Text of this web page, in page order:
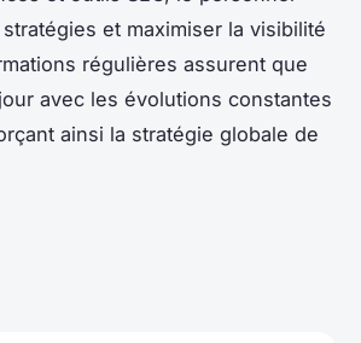
et maximiser la visibilité
régulières assurent que
avec les évolutions constantes
ainsi la stratégie globale de